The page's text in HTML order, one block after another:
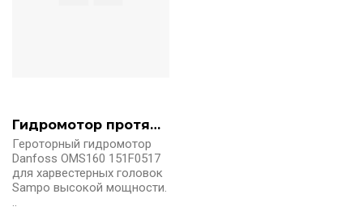
Гидромотор протяжки Danfoss OMS 160 151F0517
Героторный гидромотор
Danfoss OMS160 151F0517
для харвестерных головок
Sampo высокой мощности.
..